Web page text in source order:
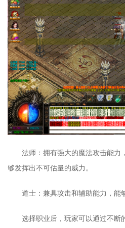
法师：拥有强大的魔法攻击能力
够发挥出不可估量的威力。
道士：兼具攻击和辅助能力，能
选择职业后，玩家可以通过不断